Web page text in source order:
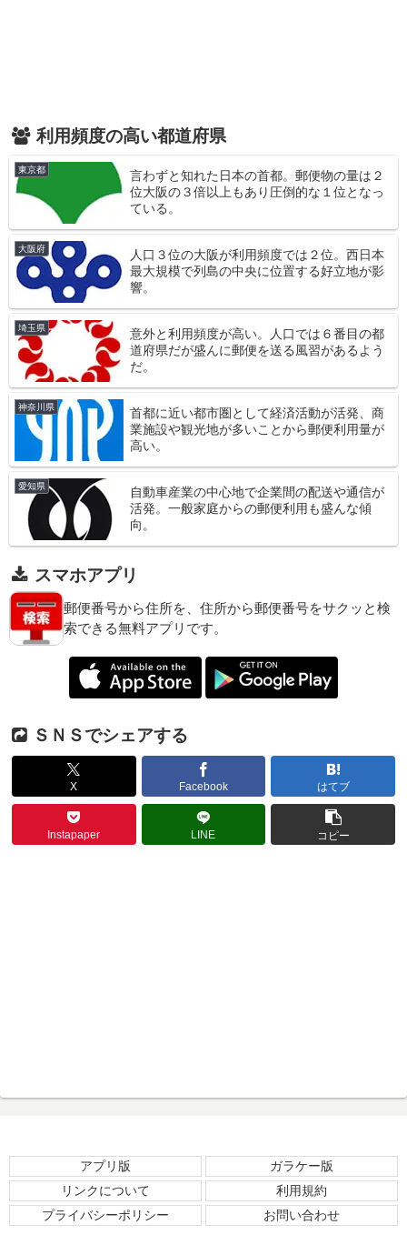
利用頻度の高い都道府県
東京都
言わずと知れた日本の首都。郵便物の量は２
位大阪の３倍以上もあり圧倒的な１位となっ
ている。
大阪府
人口３位の大阪が利用頻度では２位。西日本
最大規模で列島の中央に位置する好立地が影
響。
埼玉県
意外と利用頻度が高い。人口では６番目の都
道府県だが盛んに郵便を送る風習があるよう
だ。
神奈川県
首都に近い都市圏として経済活動が活発、商
業施設や観光地が多いことから郵便利用量が
高い。
愛知県
自動車産業の中心地で企業間の配送や通信が
活発。一般家庭からの郵便利用も盛んな傾
向。
スマホアプリ
郵便番号から住所を、住所から郵便番号をサクッと検
索できる無料アプリです。
ＳＮＳでシェアする
X Facebook はてブ
Instapaper LINE コピー
アプリ版
ガラケー版
リンクについて
利用規約
プライバシーポリシー
お問い合わせ